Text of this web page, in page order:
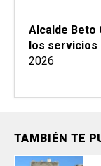
Alcalde Beto
los servicios
2026
TAMBIÉN TE